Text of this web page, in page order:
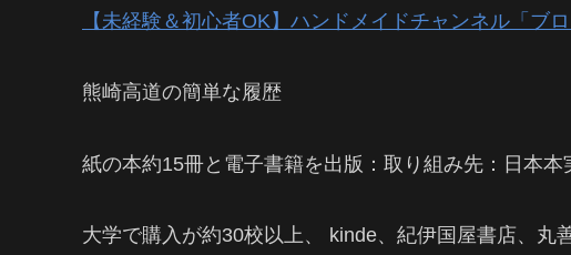
【未経験＆初心者OK】ハンドメイドチャンネル「ブ
熊崎高道の簡単な履歴
紙の本約15冊と電子書籍を出版：取り組み先：日本本
大学で購入が約30校以上、 kinde、紀伊国屋書店、丸